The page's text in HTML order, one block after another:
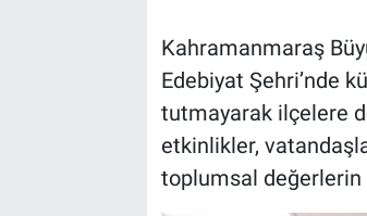
Kahramanmaraş
Edebiyat Şehri’nde
tutmayarak ilçelere
etkinlikler,
toplumsal değerlerin
BİLİM VE TEKNOLOJİ